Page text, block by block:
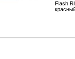
Flash